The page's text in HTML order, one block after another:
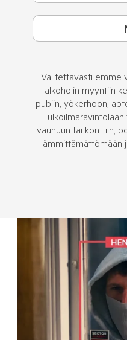
Valitettavasti emme
alkoholin myyntiin
pubiin, yökerhoon,
vaunuun tai konttiin,
lämmittämättömään